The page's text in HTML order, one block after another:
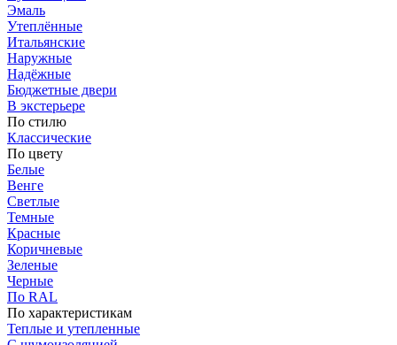
Эмаль
Утеплённые
Итальянские
Наружные
Надёжные
Бюджетные двери
В экстерьере
По стилю
Классические
По цвету
Белые
Венге
Светлые
Темные
Красные
Коричневые
Зеленые
Черные
По RAL
По характеристикам
Теплые и утепленные